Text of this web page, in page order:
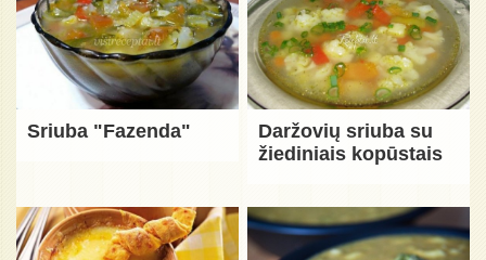
Sriuba "Fazenda"
Daržovių sriuba su
žiediniais kopūstais